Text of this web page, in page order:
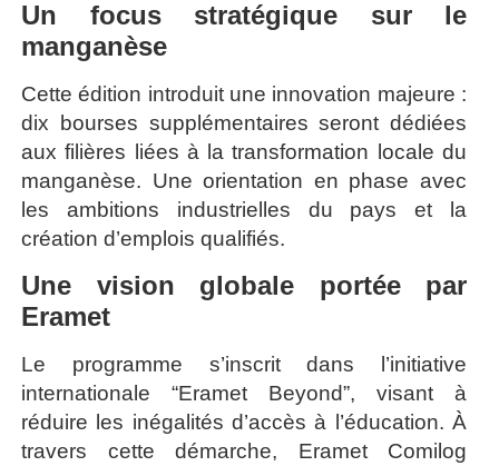
Un focus stratégique sur le
manganèse
Cette édition introduit une innovation majeure :
dix bourses supplémentaires seront dédiées
aux filières liées à la transformation locale du
manganèse. Une orientation en phase avec
les ambitions industrielles du pays et la
création d’emplois qualifiés.
Une vision globale portée par
Eramet
Le programme s’inscrit dans l’initiative
internationale “Eramet Beyond”, visant à
réduire les inégalités d’accès à l’éducation. À
travers cette démarche, Eramet Comilog